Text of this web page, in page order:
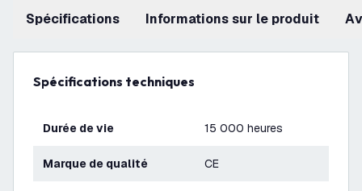
Spécifications Informations sur le produit
Spécifications techniques
Durée de vie 15 000 heures
Marque de qualité CE